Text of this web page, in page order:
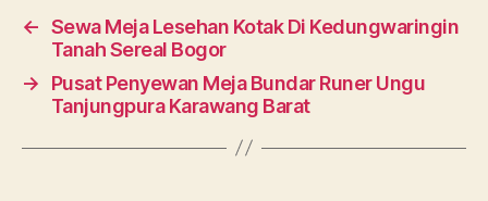
← Sewa Meja Lesehan Kotak Di Kedungwaringin
Tanah Sereal Bogor
→
Pusat Penyewan Meja Bundar Runer Ungu
Tanjungpura Karawang Barat